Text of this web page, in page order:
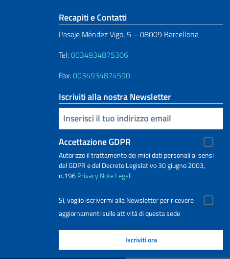
Sezione footer
Recapiti e Contatti
Pasaje Méndez Vigo, 5 – 08009 Barcellona
Tel:0034934875306
Fax:0034934874590
Iscriviti alla nostra Newsletter
Inserisci la tua email
Accettazione GDPR
Autorizzo il trattamento dei miei dati personali ai sensi
del GDPR e del Decreto Legislativo 30 giugno 2003,
n.196PrivacyNote Legali
Sì, voglio iscrivermi alla Newsletter per ricevere
aggiornamenti sulle attività di questa sede